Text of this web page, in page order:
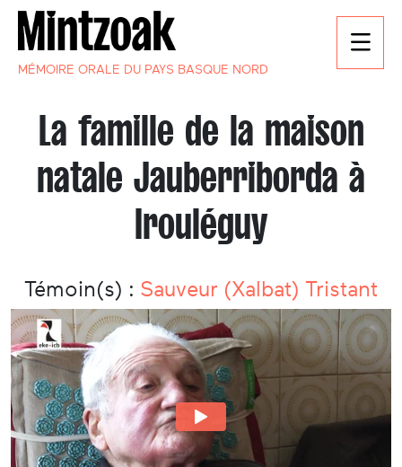
MÉMOIRE ORALE DU PAYS BASQUE NORD
La famille de la maison
natale Jauberriborda à
Irouléguy
Témoin(s) : Sauveur (Xalbat) Tristant